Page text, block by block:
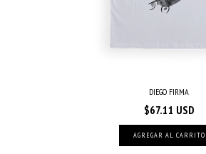
DIEGO FIRMA
$67.11 USD
AGREGAR AL CARRITO